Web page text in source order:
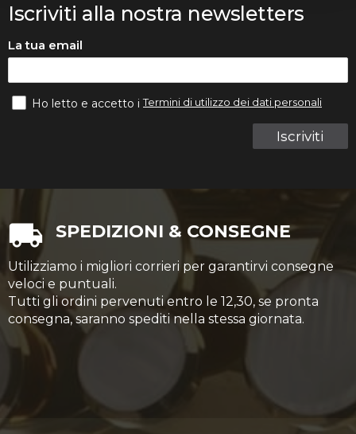
Iscriviti alla nostra newsletters
La tua email
Iscriviti
Ho letto e accetto iTermini di utilizzo dei dati personali
SPEDIZIONI & CONSEGNE
Utilizziamo i migliori corrieri per garantirvi consegne
veloci e puntuali.
Tutti gli ordini pervenuti entro le 12,30, se pronta
consegna, saranno spediti nella stessa giornata.